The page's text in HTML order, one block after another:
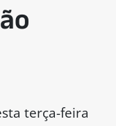
terça-feira